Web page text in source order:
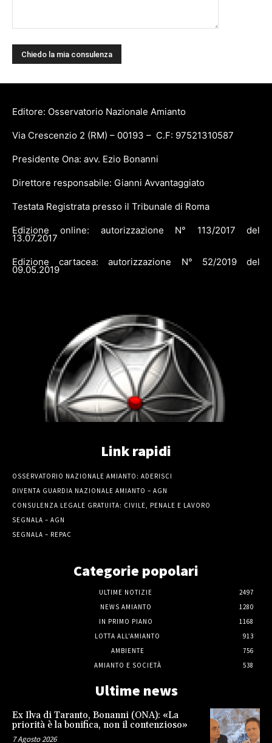
Editore: Osservatorio Nazionale Amianto
Via Crescenzio 2 (RM) – 00193 – C.F: 97521310587
Presidente Ona: avv. Ezio Bonanni
Direttore responsabile: Gianni Avvantaggiato
Testata Registrata presso il Tribunale di Roma
Edizione online: autorizzazione N° 113/2017 del
13.07.2017
Edizione cartacea: autorizzazione N° 52/2019 del
09.05.2019
Link rapidi
OSSERVATORIO NAZIONALE AMIANTO: ADERISCI
DIVENTA GUARDIA NAZIONALE AMIANTO – AGN
CONSULENZA LEGALE GRATUITA: CIVILE, PENALE E LAVORO
SEGNALA – AGN
SEGNALA – REPAC
Categorie popolari
ULTIME NOTIZIE
2497
NEWS AMIANTO
1280
IN PRIMO PIANO
1168
LOTTA ALL'AMIANTO
913
AMBIENTE
756
AMIANTO E SOCIETÀ
538
Ultime news
Ex Ilva di Taranto, Bonanni (ONA): «La
priorità è la bonifica, non il contenzioso»
7 Agosto 2026